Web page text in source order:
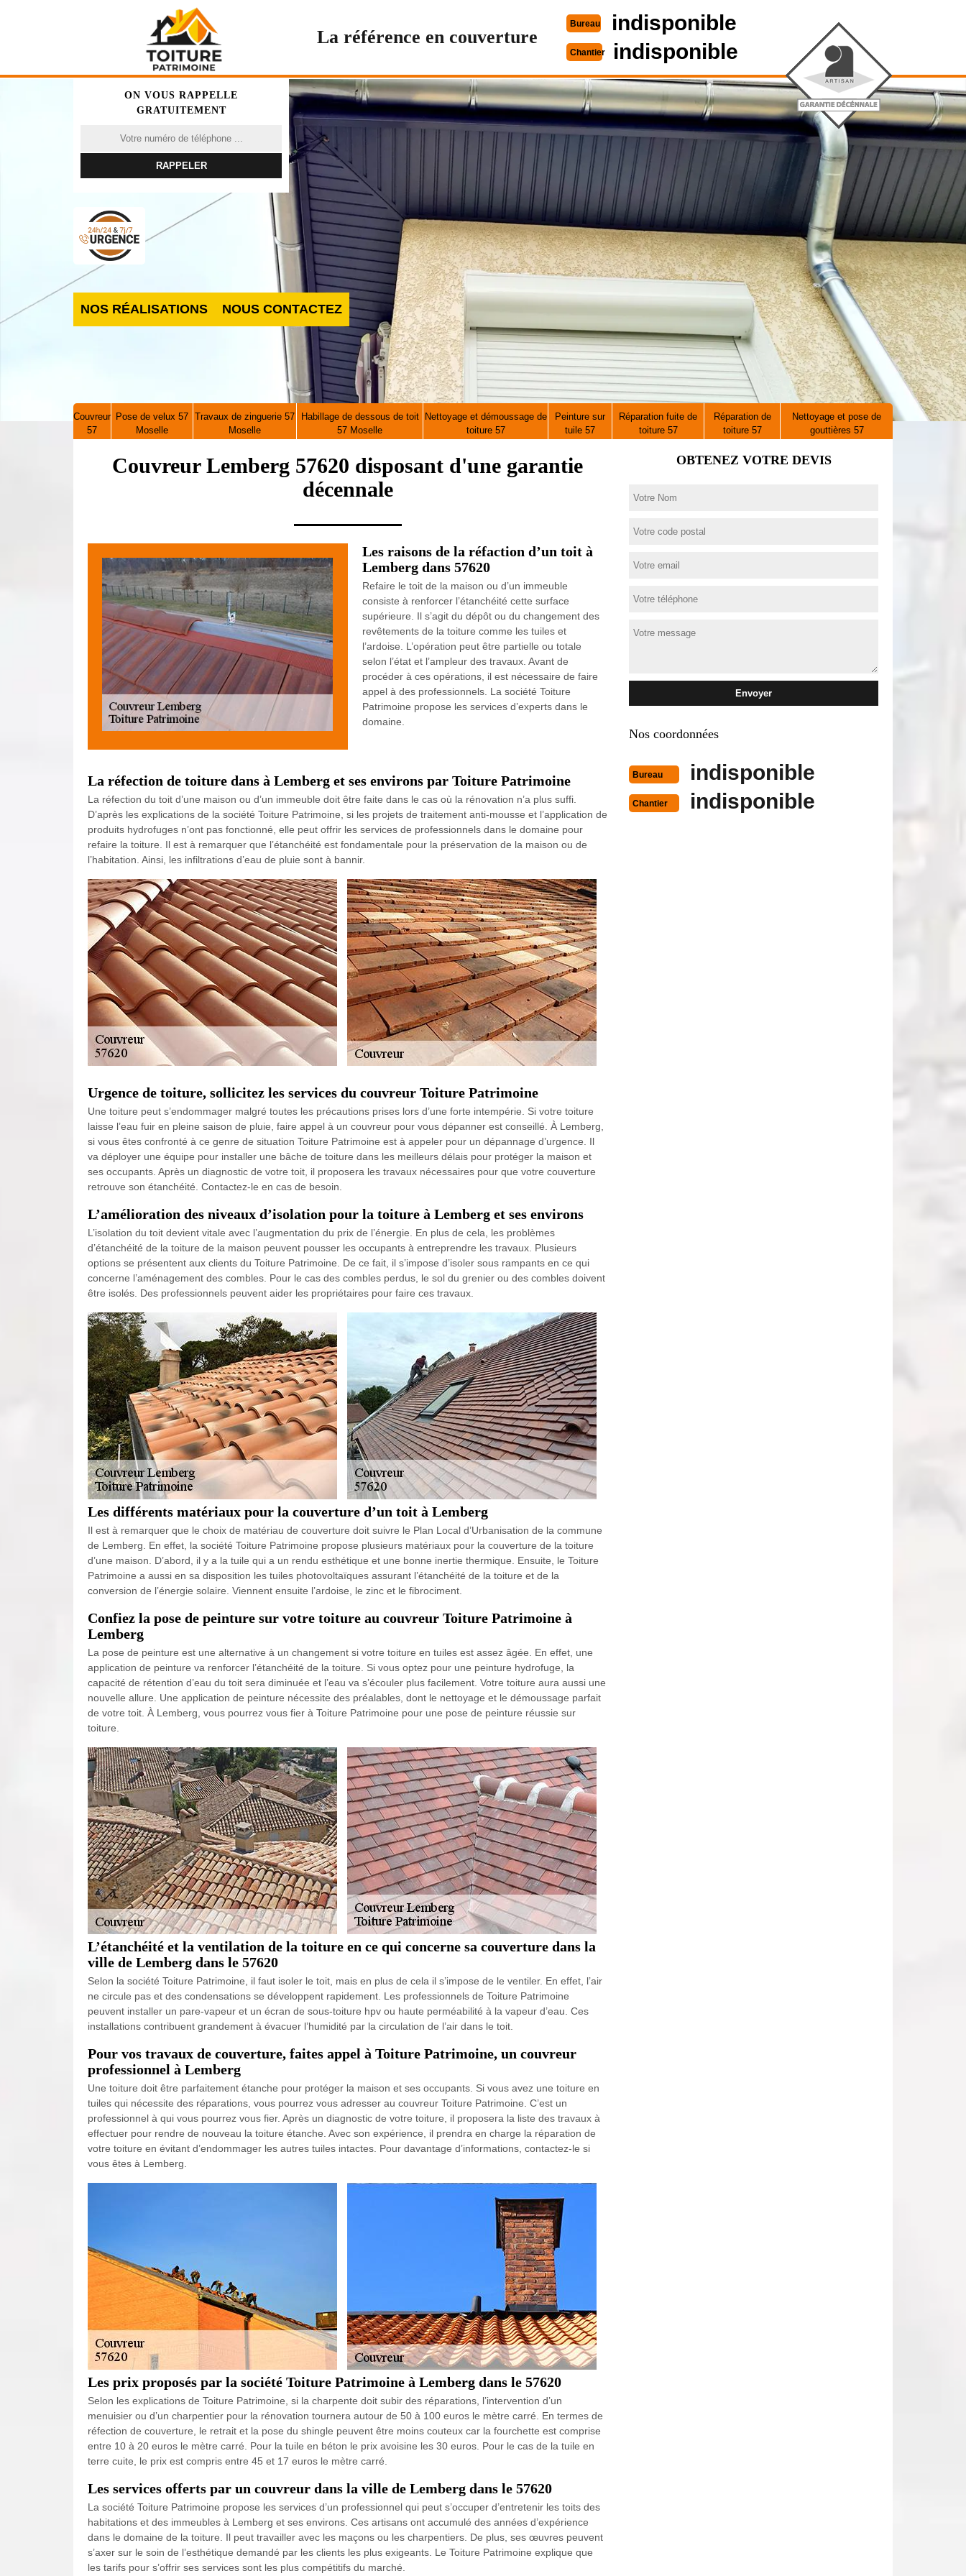
La référence en couverture
Bureau indisponible
Chantier indisponible
ON VOUS RAPPELLE
GRATUITEMENT
NOS RÉALISATIONS NOUS CONTACTEZ
Couvreur
57
Pose de velux 57
Moselle
Travaux de zinguerie 57
Moselle
Habillage de dessous de toit
57 Moselle
Nettoyage et démoussage de
toiture 57
Peinture sur
tuile 57
Réparation fuite de
toiture 57
Réparation de
toiture 57
Nettoyage et pose de
gouttières 57
Couvreur Lemberg 57620 disposant d'une garantie
décennale
Les raisons de la réfaction d’un toit à
Lemberg dans 57620
Refaire le toit de la maison ou d’un immeuble
consiste à renforcer l’étanchéité cette surface
supérieure. Il s’agit du dépôt ou du changement des
revêtements de la toiture comme les tuiles et
l’ardoise. L’opération peut être partielle ou totale
selon l’état et l’ampleur des travaux. Avant de
procéder à ces opérations, il est nécessaire de faire
appel à des professionnels. La société Toiture
Patrimoine propose les services d’experts dans le
domaine.
La réfection de toiture dans à Lemberg et ses environs par Toiture Patrimoine
La réfection du toit d’une maison ou d’un immeuble doit être faite dans le cas où la rénovation n’a plus suffi.
D’après les explications de la société Toiture Patrimoine, si les projets de traitement anti-mousse et l’application de
produits hydrofuges n’ont pas fonctionné, elle peut offrir les services de professionnels dans le domaine pour
refaire la toiture. Il est à remarquer que l’étanchéité est fondamentale pour la préservation de la maison ou de
l’habitation. Ainsi, les infiltrations d’eau de pluie sont à bannir.
Urgence de toiture, sollicitez les services du couvreur Toiture Patrimoine
Une toiture peut s’endommager malgré toutes les précautions prises lors d’une forte intempérie. Si votre toiture
laisse l’eau fuir en pleine saison de pluie, faire appel à un couvreur pour vous dépanner est conseillé. À Lemberg,
si vous êtes confronté à ce genre de situation Toiture Patrimoine est à appeler pour un dépannage d’urgence. Il
va déployer une équipe pour installer une bâche de toiture dans les meilleurs délais pour protéger la maison et
ses occupants. Après un diagnostic de votre toit, il proposera les travaux nécessaires pour que votre couverture
retrouve son étanchéité. Contactez-le en cas de besoin.
L’amélioration des niveaux d’isolation pour la toiture à Lemberg et ses environs
L’isolation du toit devient vitale avec l’augmentation du prix de l’énergie. En plus de cela, les problèmes
d’étanchéité de la toiture de la maison peuvent pousser les occupants à entreprendre les travaux. Plusieurs
options se présentent aux clients du Toiture Patrimoine. De ce fait, il s’impose d’isoler sous rampants en ce qui
concerne l’aménagement des combles. Pour le cas des combles perdus, le sol du grenier ou des combles doivent
être isolés. Des professionnels peuvent aider les propriétaires pour faire ces travaux.
Les différents matériaux pour la couverture d’un toit à Lemberg
Il est à remarquer que le choix de matériau de couverture doit suivre le Plan Local d’Urbanisation de la commune
de Lemberg. En effet, la société Toiture Patrimoine propose plusieurs matériaux pour la couverture de la toiture
d’une maison. D’abord, il y a la tuile qui a un rendu esthétique et une bonne inertie thermique. Ensuite, le Toiture
Patrimoine a aussi en sa disposition les tuiles photovoltaïques assurant l’étanchéité de la toiture et de la
conversion de l’énergie solaire. Viennent ensuite l’ardoise, le zinc et le fibrociment.
Confiez la pose de peinture sur votre toiture au couvreur Toiture Patrimoine à
Lemberg
La pose de peinture est une alternative à un changement si votre toiture en tuiles est assez âgée. En effet, une
application de peinture va renforcer l’étanchéité de la toiture. Si vous optez pour une peinture hydrofuge, la
capacité de rétention d’eau du toit sera diminuée et l’eau va s’écouler plus facilement. Votre toiture aura aussi une
nouvelle allure. Une application de peinture nécessite des préalables, dont le nettoyage et le démoussage parfait
de votre toit. À Lemberg, vous pourrez vous fier à Toiture Patrimoine pour une pose de peinture réussie sur
toiture.
L’étanchéité et la ventilation de la toiture en ce qui concerne sa couverture dans la
ville de Lemberg dans le 57620
Selon la société Toiture Patrimoine, il faut isoler le toit, mais en plus de cela il s’impose de le ventiler. En effet, l’air
ne circule pas et des condensations se développent rapidement. Les professionnels de Toiture Patrimoine
peuvent installer un pare-vapeur et un écran de sous-toiture hpv ou haute perméabilité à la vapeur d’eau. Ces
installations contribuent grandement à évacuer l’humidité par la circulation de l’air dans le toit.
Pour vos travaux de couverture, faites appel à Toiture Patrimoine, un couvreur
professionnel à Lemberg
Une toiture doit être parfaitement étanche pour protéger la maison et ses occupants. Si vous avez une toiture en
tuiles qui nécessite des réparations, vous pourrez vous adresser au couvreur Toiture Patrimoine. C’est un
professionnel à qui vous pourrez vous fier. Après un diagnostic de votre toiture, il proposera la liste des travaux à
effectuer pour rendre de nouveau la toiture étanche. Avec son expérience, il prendra en charge la réparation de
votre toiture en évitant d’endommager les autres tuiles intactes. Pour davantage d’informations, contactez-le si
vous êtes à Lemberg.
Les prix proposés par la société Toiture Patrimoine à Lemberg dans le 57620
Selon les explications de Toiture Patrimoine, si la charpente doit subir des réparations, l’intervention d’un
menuisier ou d’un charpentier pour la rénovation tournera autour de 50 à 100 euros le mètre carré. En termes de
réfection de couverture, le retrait et la pose du shingle peuvent être moins couteux car la fourchette est comprise
entre 10 à 20 euros le mètre carré. Pour la tuile en béton le prix avoisine les 30 euros. Pour le cas de la tuile en
terre cuite, le prix est compris entre 45 et 17 euros le mètre carré.
Les services offerts par un couvreur dans la ville de Lemberg dans le 57620
La société Toiture Patrimoine propose les services d’un professionnel qui peut s’occuper d’entretenir les toits des
habitations et des immeubles à Lemberg et ses environs. Ces artisans ont accumulé des années d’expérience
dans le domaine de la toiture. Il peut travailler avec les maçons ou les charpentiers. De plus, ses œuvres peuvent
s’axer sur le soin de l’esthétique demandé par les clients les plus exigeants. Le Toiture Patrimoine explique que
les tarifs pour s’offrir ses services sont les plus compétitifs du marché.
OBTENEZ VOTRE DEVIS
Nos coordonnées
Bureau indisponible
Chantier indisponible